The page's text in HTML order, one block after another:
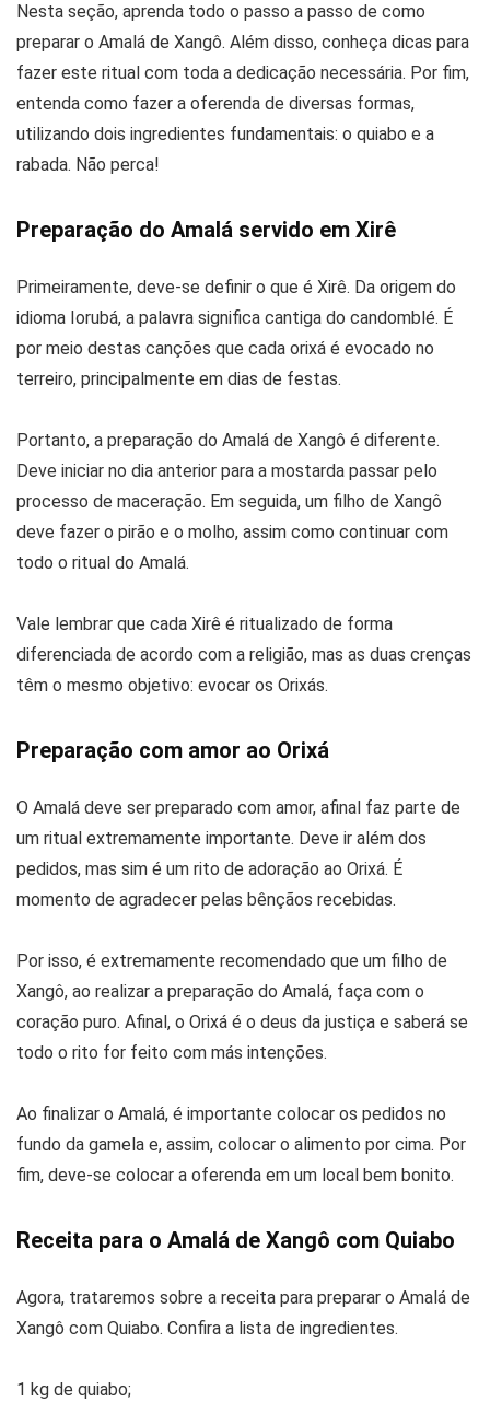
Nesta seção, aprenda todo o passo a passo de como
preparar o Amalá de Xangô. Além disso, conheça dicas para
fazer este ritual com toda a dedicação necessária. Por fim,
entenda como fazer a oferenda de diversas formas,
utilizando dois ingredientes fundamentais: o quiabo e a
rabada. Não perca!
Preparação do Amalá servido em Xirê
Primeiramente, deve-se definir o que é Xirê. Da origem do
idioma Iorubá, a palavra significa cantiga do candomblé. É
por meio destas canções que cada orixá é evocado no
terreiro, principalmente em dias de festas.
Portanto, a preparação do Amalá de Xangô é diferente.
Deve iniciar no dia anterior para a mostarda passar pelo
processo de maceração. Em seguida, um filho de Xangô
deve fazer o pirão e o molho, assim como continuar com
todo o ritual do Amalá.
Vale lembrar que cada Xirê é ritualizado de forma
diferenciada de acordo com a religião, mas as duas crenças
têm o mesmo objetivo: evocar os Orixás.
Preparação com amor ao Orixá
O Amalá deve ser preparado com amor, afinal faz parte de
um ritual extremamente importante. Deve ir além dos
pedidos, mas sim é um rito de adoração ao Orixá. É
momento de agradecer pelas bênçãos recebidas.
Por isso, é extremamente recomendado que um filho de
Xangô, ao realizar a preparação do Amalá, faça com o
coração puro. Afinal, o Orixá é o deus da justiça e saberá se
todo o rito for feito com más intenções.
Ao finalizar o Amalá, é importante colocar os pedidos no
fundo da gamela e, assim, colocar o alimento por cima. Por
fim, deve-se colocar a oferenda em um local bem bonito.
Receita para o Amalá de Xangô com Quiabo
Agora, trataremos sobre a receita para preparar o Amalá de
Xangô com Quiabo. Confira a lista de ingredientes.
1 kg de quiabo;